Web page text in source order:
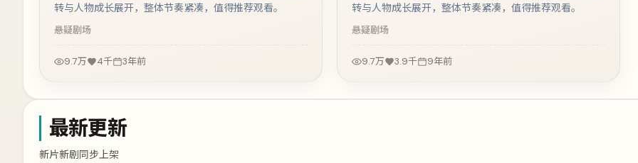
转与人物成长展开，整体节奏紧凑，值得推荐观看。
悬疑剧场
9.7万 4千 3年前
转与人物成长展开，整体节奏紧凑，值得推荐观看。
悬疑剧场
9.7万 3.9千 9年前
最新更新
新片新剧同步上架